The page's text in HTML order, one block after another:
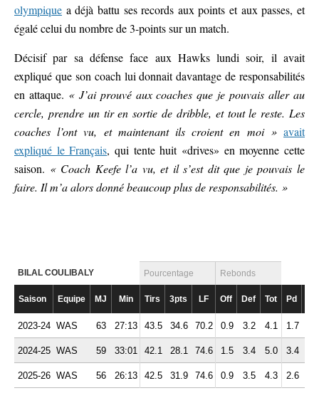
olympique a déjà battu ses records aux points et aux passes, et
égalé celui du nombre de 3-points sur un match.
Décisif par sa défense face aux Hawks lundi soir, il avait
expliqué que son coach lui donnait davantage de responsabilités
en attaque. « J’ai prouvé aux coaches que je pouvais aller au
cercle, prendre un tir en sortie de dribble, et tout le reste. Les
coaches l’ont vu, et maintenant ils croient en moi » avait
expliqué le Français, qui tente huit «drives» en moyenne cette
saison. « Coach Keefe l’a vu, et il s’est dit que je pouvais le
faire. Il m’a alors donné beaucoup plus de responsabilités. »
BILAL COULIBALY Pourcentage Rebonds
Saison Equipe MJ Min Tirs 3pts LF Off Def Tot Pd
2023-24 WAS 63 27:13 43.5 34.6 70.2 0.9 3.2 4.1 1.7
2024-25 WAS 59 33:01 42.1 28.1 74.6 1.5 3.4 5.0 3.4
2025-26 WAS 56 26:13 42.5 31.9 74.6 0.9 3.5 4.3 2.6